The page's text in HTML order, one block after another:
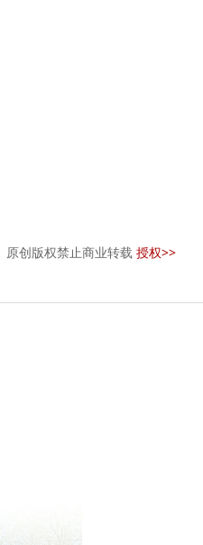
原创版权禁止商业转载 授权>>